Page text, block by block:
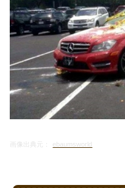
画像出典元： ebaumsworld